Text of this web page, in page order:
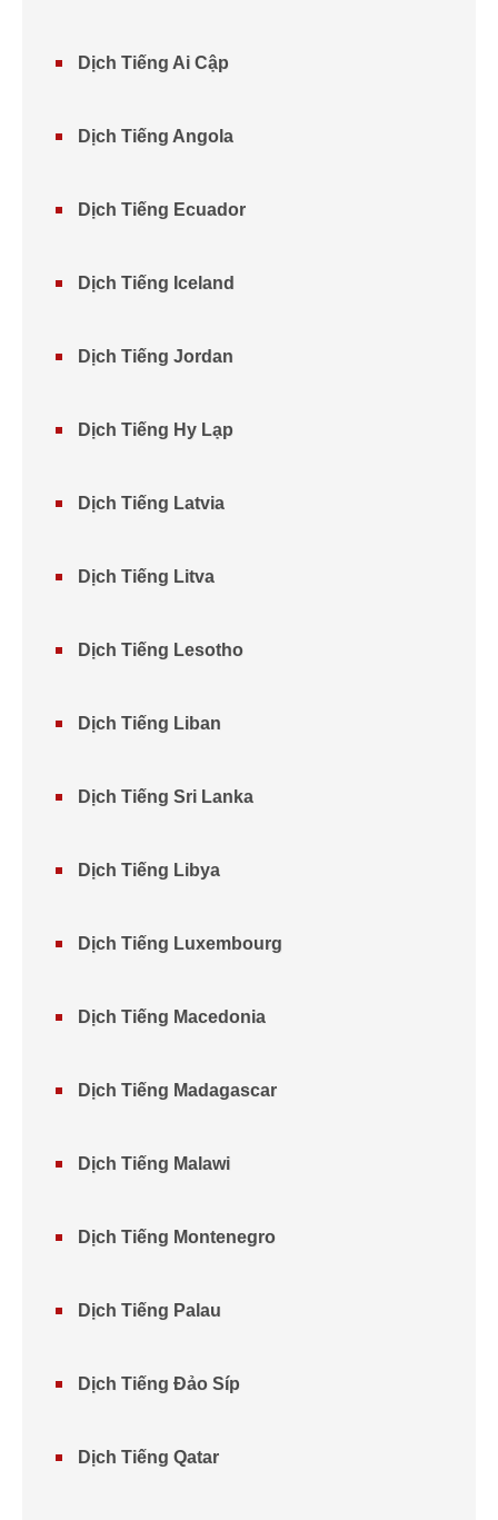
Dịch Tiếng Ai Cập
Dịch Tiếng Angola
Dịch Tiếng Ecuador
Dịch Tiếng Iceland
Dịch Tiếng Jordan
Dịch Tiếng Hy Lạp
Dịch Tiếng Latvia
Dịch Tiếng Litva
Dịch Tiếng Lesotho
Dịch Tiếng Liban
Dịch Tiếng Sri Lanka
Dịch Tiếng Libya
Dịch Tiếng Luxembourg
Dịch Tiếng Macedonia
Dịch Tiếng Madagascar
Dịch Tiếng Malawi
Dịch Tiếng Montenegro
Dịch Tiếng Palau
Dịch Tiếng Đảo Síp
Dịch Tiếng Qatar